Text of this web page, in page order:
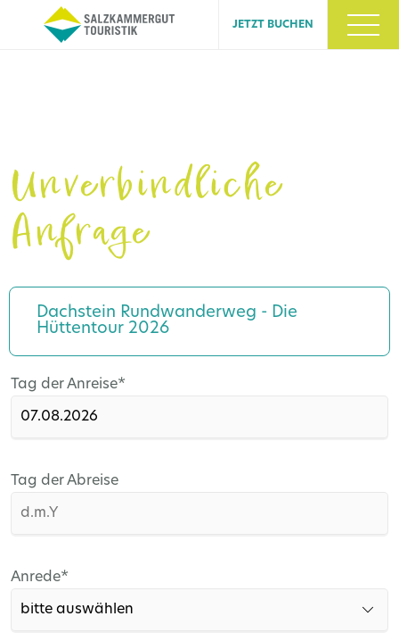
JETZT BUCHEN
Unverbindliche
Anfrage
Dachstein Rundwanderweg - Die
Hüttentour 2026
Pflichtfeld
Tag der Anreise*
Tag der Abreise
Pflichtfeld
Anrede*